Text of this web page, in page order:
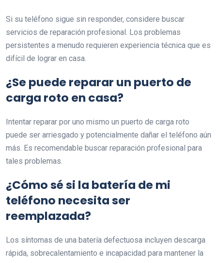
Si su teléfono sigue sin responder, considere buscar
servicios de reparación profesional. Los problemas
persistentes a menudo requieren experiencia técnica que es
difícil de lograr en casa.
¿Se puede reparar un puerto de
carga roto en casa?
Intentar reparar por uno mismo un puerto de carga roto
puede ser arriesgado y potencialmente dañar el teléfono aún
más. Es recomendable buscar reparación profesional para
tales problemas.
¿Cómo sé si la batería de mi
teléfono necesita ser
reemplazada?
Los síntomas de una batería defectuosa incluyen descarga
rápida, sobrecalentamiento e incapacidad para mantener la